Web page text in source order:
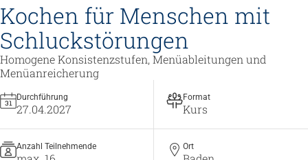
Kochen für Menschen mit
Schluckstörungen
Homogene Konsistenzstufen, Menüableitungen und
Menüanreicherung
Durchführung
27.04.2027
Format
Kurs
Anzahl Teilnehmende Ort